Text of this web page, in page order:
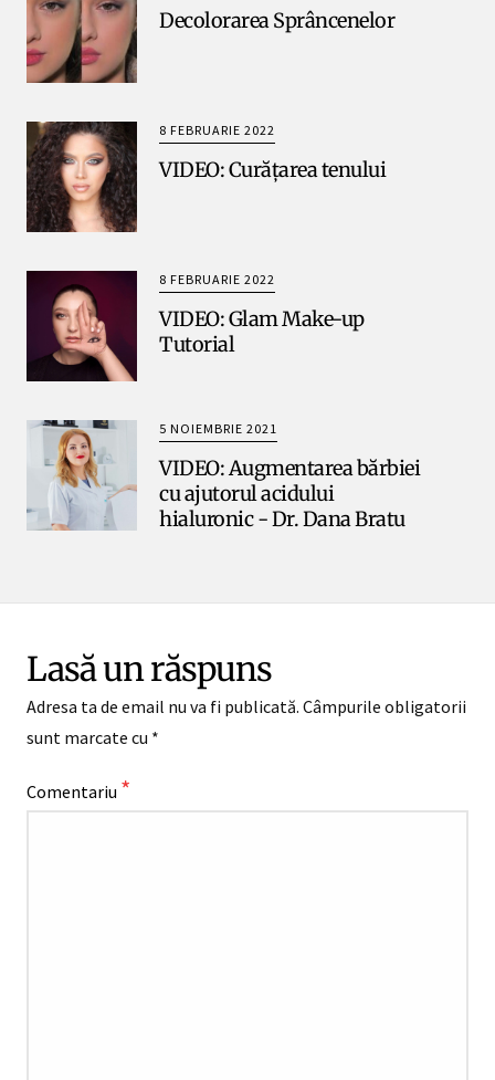
Decolorarea Sprâncenelor
8 FEBRUARIE 2022
VIDEO: Curățarea tenului
8 FEBRUARIE 2022
VIDEO: Glam Make-up
Tutorial
5 NOIEMBRIE 2021
VIDEO: Augmentarea bărbiei
cu ajutorul acidului
hialuronic - Dr. Dana Bratu
Lasă un răspuns
Adresa ta de email nu va fi publicată. Câmpurile obligatorii
sunt marcate cu *
Comentariu *